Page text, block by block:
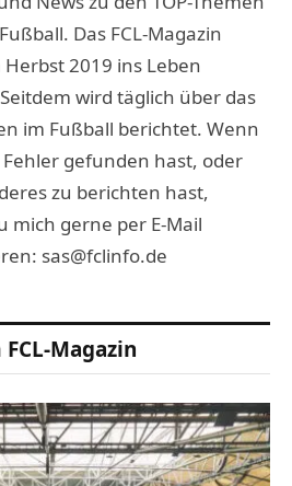
Das FCL-Magazin
2019 ins Leben
wird täglich über das
im Fußball berichtet. Wenn
gefunden hast, oder
zu berichten hast,
mich gerne per E-Mail
sas@fclinfo.de
Magazin